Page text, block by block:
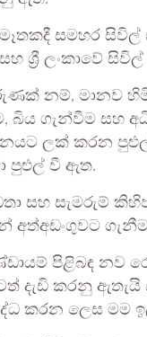
මෑතකදී සමහර
සහ ශ්‍රී ලංකාවේ
නම්, මානව
බිය ගැන්වීම සහ
ලක් කරන
පුළුල් වී ඇත.
සහ සැමරුම්
ගැනීම
පිළිබඳ නව
දැඩි කරනු
කරන ලෙස මම